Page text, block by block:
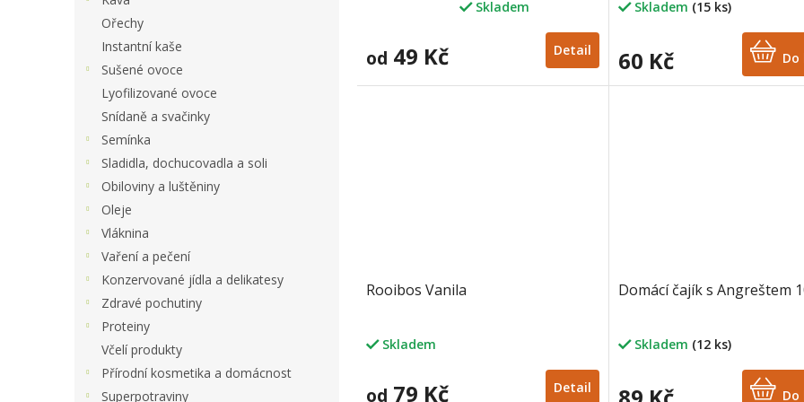
Ořechy
Instantní kaše
Sušené ovoce
Lyofilizované ovoce
Snídaně a svačinky
Semínka
Sladidla, dochucovadla a soli
Obiloviny a luštěniny
Oleje
Vláknina
Vaření a pečení
Konzervované jídla a delikatesy
Zdravé pochutiny
Proteiny
Včelí produkty
Přírodní kosmetika a domácnost
Superpotraviny
je
Skladem
od 49 Kč Detail
Skladem (15 ks)
60 Kč Do
Rooibos Vanila
Skladem
od 79 Kč Detail
Domácí čajík s Angreštem
Skladem (12 ks)
Do